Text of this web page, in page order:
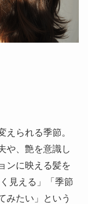
えられる季節。
や、艶を意識し
ンに映える髪を
見える」「季節
みたい」という